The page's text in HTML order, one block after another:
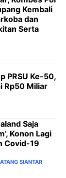
Kembali
dan
Serta
PRSU Ke-50,
Rp50 Miliar
Saja
Konon Lagi
Covid-19
SIANTAR